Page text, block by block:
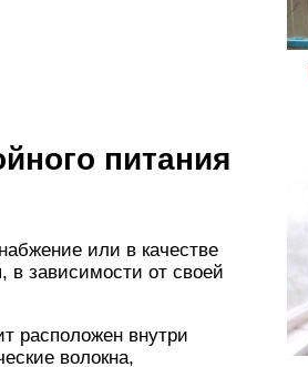
питания
или в качестве
в зависимости от своей
расположен внутри
волокна,